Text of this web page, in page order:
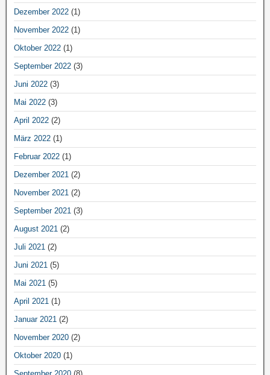
Dezember 2022 (1)
November 2022 (1)
Oktober 2022 (1)
September 2022 (3)
Juni 2022 (3)
Mai 2022 (3)
April 2022 (2)
März 2022 (1)
Februar 2022 (1)
Dezember 2021 (2)
November 2021 (2)
September 2021 (3)
August 2021 (2)
Juli 2021 (2)
Juni 2021 (5)
Mai 2021 (5)
April 2021 (1)
Januar 2021 (2)
November 2020 (2)
Oktober 2020 (1)